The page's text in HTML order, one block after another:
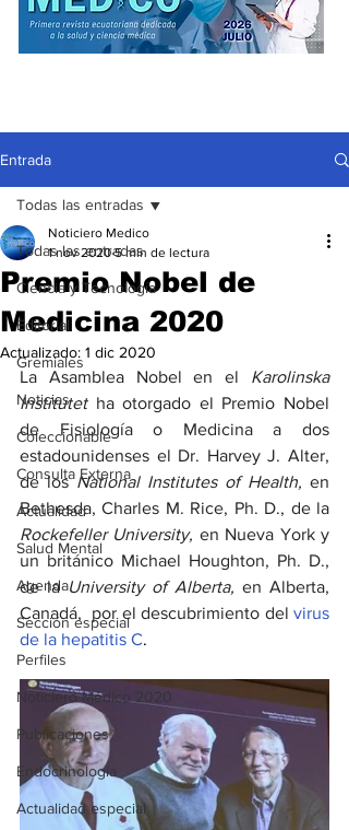
Entrada
Todas las entradas
Ciencia y Tecnología
Editorial
Gremiales
Noticias
Coleccionable
Consulta Externa
Actualidad
Salud Mental
Agenda
Sección especial
Perfiles
Noticiero Médico 2020
Publicaciones
Endocrinología
Actualidad especial
Todas las entradas
Premio Nobel de
Medicina 2020
Noticiero Medico
1 nov 2020 5 min de lectura
Actualizado: 1 dic 2020
La Asamblea Nobel en el Karolinska
Institutet ha otorgado el Premio Nobel
de Fisiología o Medicina a dos
estadounidenses el Dr. Harvey J. Alter,
de los National Institutes of Health, en
Rockefeller University, en Nueva York y
un británico Michael Houghton, Ph. D.,
de la University of Alberta, en Alberta,
Canadá,  por el descubrimiento del virus
de la hepatitis C.